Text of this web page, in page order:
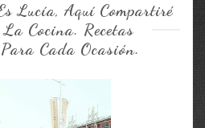
Lucía, Aquí Compartiré
Cocina. Recetas
Cada Ocasión.